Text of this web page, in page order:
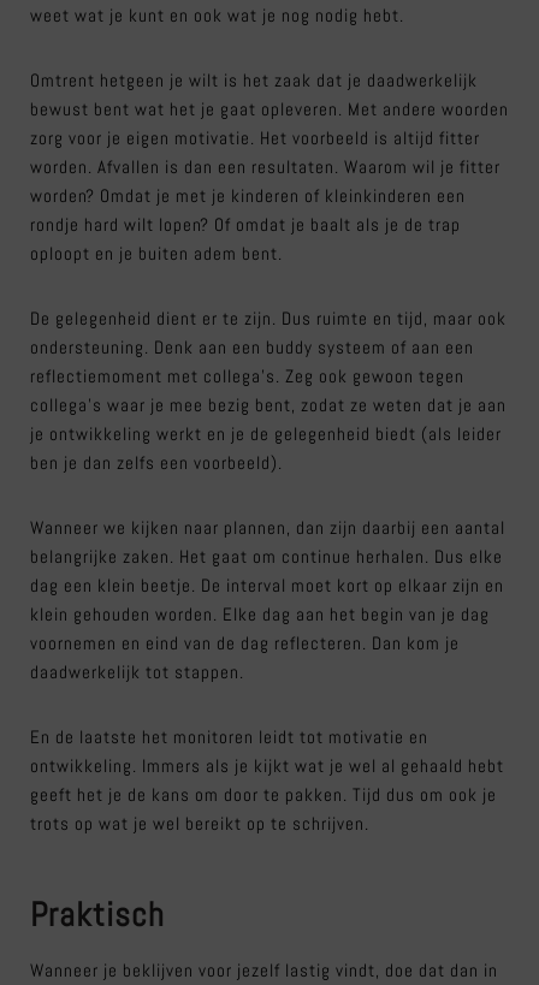
weet wat je kunt en ook wat je nog nodig hebt.
Omtrent hetgeen je wilt is het zaak dat je daadwerkelijk
bewust bent wat het je gaat opleveren. Met andere woorden
zorg voor je eigen motivatie. Het voorbeeld is altijd fitter
worden. Afvallen is dan een resultaten. Waarom wil je fitter
worden? Omdat je met je kinderen of kleinkinderen een
rondje hard wilt lopen? Of omdat je baalt als je de trap
oploopt en je buiten adem bent.
De gelegenheid dient er te zijn. Dus ruimte en tijd, maar ook
ondersteuning. Denk aan een buddy systeem of aan een
reflectiemoment met collega’s. Zeg ook gewoon tegen
collega’s waar je mee bezig bent, zodat ze weten dat je aan
je ontwikkeling werkt en je de gelegenheid biedt (als leider
ben je dan zelfs een voorbeeld).
Wanneer we kijken naar plannen, dan zijn daarbij een aantal
belangrijke zaken. Het gaat om continue herhalen. Dus elke
dag een klein beetje. De interval moet kort op elkaar zijn en
klein gehouden worden. Elke dag aan het begin van je dag
voornemen en eind van de dag reflecteren. Dan kom je
daadwerkelijk tot stappen.
En de laatste het monitoren leidt tot motivatie en
ontwikkeling. Immers als je kijkt wat je wel al gehaald hebt
geeft het je de kans om door te pakken. Tijd dus om ook je
trots op wat je wel bereikt op te schrijven.
Praktisch
Wanneer je beklijven voor jezelf lastig vindt, doe dat dan in